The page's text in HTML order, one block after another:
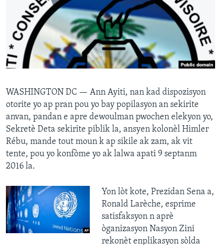
Languages
WASHINGTON DC — Ann Ayiti, nan kad dispozisyon
otorite yo ap pran pou yo bay popilasyon an sekirite
anvan, pandan e apre dewoulman pwochen elekyon yo,
Sekretè Deta sekirite piblik la, ansyen kolonèl Himler
Rébu, mande tout moun k ap sikile ak zam, ak vit
tente, pou yo konfòme yo ak lalwa apati 9 septanm
2016 la.
Yon lòt kote, Prezidan Sena a,
Ronald Larèche, esprime
satisfaksyon n aprè
òganizasyon Nasyon Zini
rekonèt enplikasyon sòlda